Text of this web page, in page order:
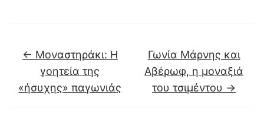
← Μοναστηράκι: Η
γοητεία της
«ήσυχης» παγωνιάς
Γωνία Μάρνης και
Αβέρωφ, η μοναξιά
του τσιμέντου →